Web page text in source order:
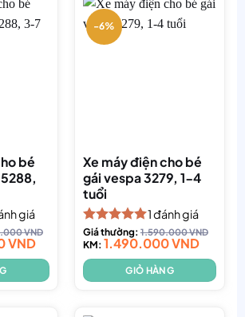
bé
giá
VND
VND
-6%
Xe máy điện cho bé
gái vespa 3279, 1-4
tuổi
Được xếp
hạng5.00
5 sao
1đánh giá
Giá thường:1.590.000VND
KM: 1.490.000VND
GIỎ HÀNG